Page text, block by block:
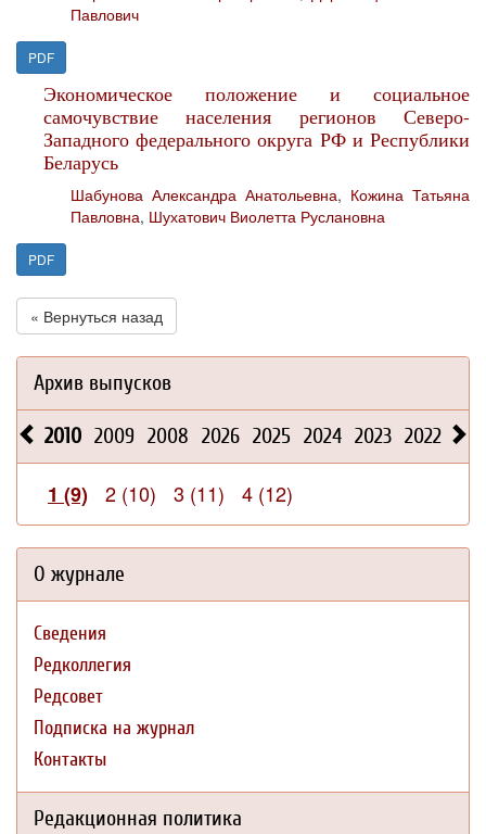
Павлович
PDF
Экономическое положение и социальное
самочувствие населения регионов Северо-
Западного федерального округа РФ и Республики
Беларусь
Шабунова Александра Анатольевна, Кожина Татьяна
Павловна, Шухатович Виолетта Руслановна
PDF
« Вернуться назад
Архив выпусков
2010 2009 2008 2026 2025 2024 2023 2022
1 (9) 2 (10) 3 (11) 4 (12)
О журнале
Сведения
Редколлегия
Редсовет
Подписка на журнал
Контакты
Редакционная политика